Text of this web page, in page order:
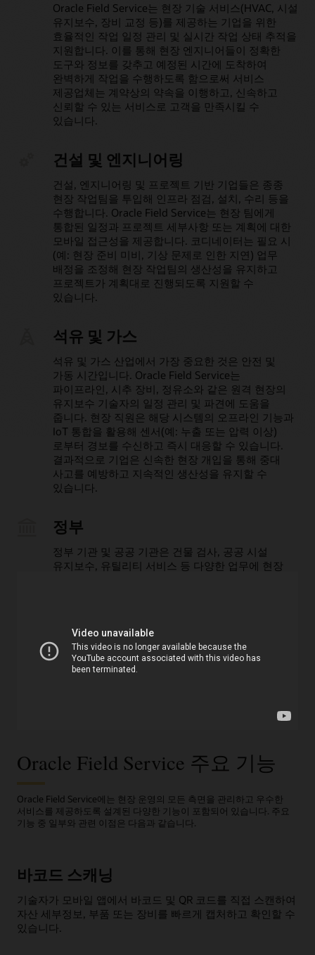
Oracle Field Service는 현장 기술 서비스(HVAC, 시설
유지보수, 장비 교정 등)를 제공하는 기업을 위한
효율적인 작업 일정 관리 및 실시간 작업 상태 추적을
지원합니다. 이를 통해 현장 엔지니어들이 정확한
도구와 정보를 갖추고 예정된 시간에 도착하여
완벽하게 작업을 수행하도록 함으로써 서비스
제공업체는 계약상의 약속을 이행하고, 신속하고
신뢰할 수 있는 서비스로 고객을 만족시킬 수
있습니다.
건설 및 엔지니어링
건설, 엔지니어링 및 프로젝트 기반 기업들은 종종
현장 작업팀을 투입해 인프라 점검, 설치, 수리 등을
수행합니다. Oracle Field Service는 현장 팀에게
통합된 일정과 프로젝트 세부사항 또는 계획에 대한
모바일 접근성을 제공합니다. 코디네이터는 필요 시
(예: 현장 준비 미비, 기상 문제로 인한 지연) 업무
배정을 조정해 현장 작업팀의 생산성을 유지하고
프로젝트가 계획대로 진행되도록 지원할 수
있습니다.
석유 및 가스
석유 및 가스 산업에서 가장 중요한 것은 안전 및
가동 시간입니다. Oracle Field Service는
파이프라인, 시추 장비, 정유소와 같은 원격 현장의
유지보수 기술자의 일정 관리 및 파견에 도움을
줍니다. 현장 직원은 해당 시스템의 오프라인 기능과
IoT 통합을 활용해 센서(예: 누출 또는 압력 이상)
로부터 경보를 수신하고 즉시 대응할 수 있습니다.
결과적으로 기업은 신속한 현장 개입을 통해 중대
사고를 예방하고 지속적인 생산성을 유지할 수
있습니다.
정부
정부 기관 및 공공 기관은 건물 검사, 공공 시설
유지보수, 유틸리티 서비스 등 다양한 업무에 현장
나은 서비스(더 빠른 서비스 제공 및 시기적절한 알림
등)를 받을 수 있고, 기관들은 투명성 향상과 서비스
약속 준수의 혜택을 누릴 수 있습니다.
Oracle Field Service 주요 기능
Oracle Field Service에는 현장 운영의 모든 측면을 관리하고 우수한
서비스를 제공하도록 설계된 다양한 기능이 포함되어 있습니다. 주요
기능 중 일부와 관련 이점은 다음과 같습니다.
바코드 스캐닝
기술자가 모바일 앱에서 바코드 및 QR 코드를 직접 스캔하여
자산 세부정보, 부품 또는 장비를 빠르게 캡처하고 확인할 수
있습니다.